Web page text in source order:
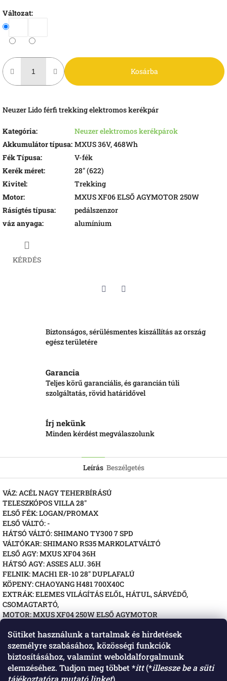
Sütiket használunk a tartalmak és hirdetések
személyre szabásához, közösségi funkciók
biztosításához, valamint weboldalforgalmunk
elemzéséhez. Tudjon meg többet *itt(*illessze be a süti
tájékoztatóra mutató linket).
Változat:
Kosárba
Neuzer Lido férfi trekking elektromos kerékpár
Kategória:
Neuzer elektromos kerékpárok
Akkumulátor típusa: MXUS 36V, 468Wh
Fék Típusa:
V-fék
Kerék méret:
28" (622)
Kivitel:
Trekking
Motor:
MXUS XF06 ELSŐ AGYMOTOR 250W
Rásígtés típusa:
pedálszenzor
váz anyaga: alumínium
KÉRDÉS
Biztonságos, sérülésmentes kiszállítás az ország
egész területére
Garancia
Teljes körű garanciális, és garancián túli
szolgáltatás, rövid határidővel
Írj nekünk
Minden kérdést megválaszolunk
Leírás Beszélgetés
VÁZ: ACÉL NAGY TEHERBÍRÁSÚ
TELESZKÓPOS VILLA 28"
ELSŐ FÉK: LOGAN/PROMAX
ELSŐ VÁLTÓ: -
HÁTSÓ VÁLTÓ: SHIMANO TY300 7 SPD
VÁLTÓKAR: SHIMANO RS35 MARKOLATVÁLTÓ
ELSŐ AGY: MXUS XF04 36H
HÁTSÓ AGY: ASSES ALU. 36H
FELNIK: MACH1 ER-10 28" DUPLAFALÚ
KÖPENY: CHAOYANG H481 700X40C
EXTRÁK: ELEMES VILÁGÍTÁS ELŐL, HÁTUL, SÁRVÉDŐ,
CSOMAGTARTÓ,
MOTOR: MXUS XF04 250W ELSŐ AGYMOTOR
RÁSEGÍTÉS: 3 FOKOZATÚ, KORMÁNYRÓL VEZÉRELHETŐ,
SEBESSÉGSZENZOROS
AKKU: 36V 468 Wh